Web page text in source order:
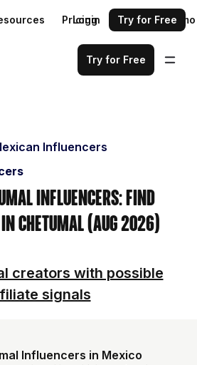
Pricing Request a demo
Login Try for Free
Try for Free
Influencers
Influencers: Find
Chetumal (Aug 2026)
creators with possible
signals
Influencers in Mexico